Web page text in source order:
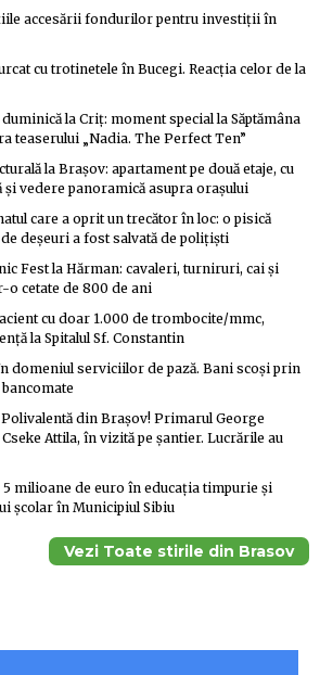
accesării fondurilor pentru investiții în
cu trotinetele în Bucegi. Reacția celor de la
la Criț: moment special la Săptămâna
teaserului „Nadia. The Perfect Ten”
la Brașov: apartament pe două etaje, cu
și vedere panoramică asupra orașului
care a oprit un trecător în loc: o pisică
deșeuri a fost salvată de polițiști
Fest la Hărman: cavaleri, turniruri, cai și
o cetate de 800 de ani
cu doar 1.000 de trombocite/mmc,
la Spitalul Sf. Constantin
domeniul serviciilor de pază. Bani scoși prin
Polivalentă din Brașov! Primarul George
Attila, în vizită pe șantier. Lucrările au
milioane de euro în educația timpurie și
școlar în Municipiul Sibiu
Vezi Toate stirile din Brasov